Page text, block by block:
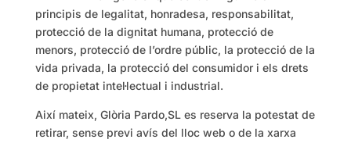
principis de legalitat, honradesa, responsabilitat,
protecció de la dignitat humana, protecció de
menors, protecció de l’ordre públic, la protecció de la
vida privada, la protecció del consumidor i els drets
de propietat intel·lectual i industrial.
Així mateix, Glòria Pardo,SL es reserva la potestat de
retirar, sense previ avís del lloc web o de la xarxa